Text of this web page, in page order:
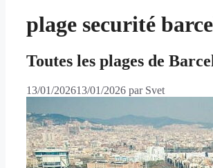
plage securité
Toutes les plages de
13/01/202613/01/2026 par Svet